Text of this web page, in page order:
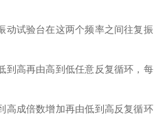
动试验台在这两个频率之间往复振
到高再由高到低任意反复循环，每
高成倍数增加再由低到高反复循环